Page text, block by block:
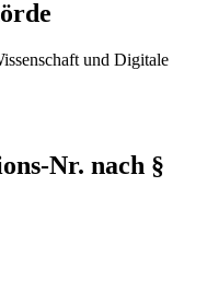
und Digitale
Nr. nach §